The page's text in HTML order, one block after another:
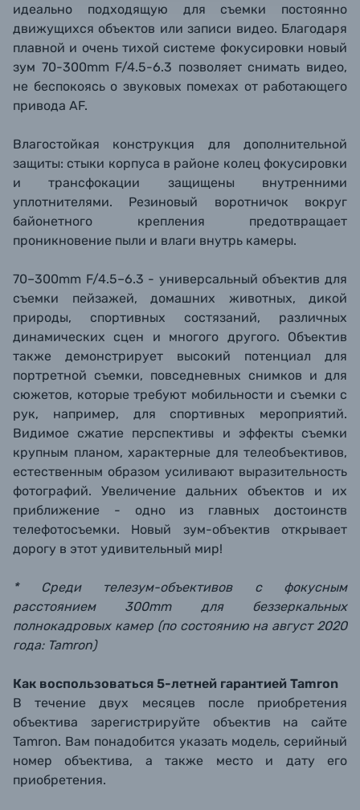
идеально подходящую для съемки постоянно
движущихся объектов или записи видео. Благодаря
плавной и очень тихой системе фокусировки новый
зум 70-300mm F/4.5-6.3 позволяет снимать видео,
не беспокоясь о звуковых помехах от работающего
привода AF.
Влагостойкая конструкция для дополнительной
защиты: стыки корпуса в районе колец фокусировки
и трансфокации защищены внутренними
уплотнителями. Резиновый воротничок вокруг
байонетного крепления предотвращает
проникновение пыли и влаги внутрь камеры.
70–300mm F/4.5–6.3 - универсальный объектив для
съемки пейзажей, домашних животных, дикой
природы, спортивных состязаний, различных
динамических сцен и многого другого. Объектив
также демонстрирует высокий потенциал для
портретной съемки, повседневных снимков и для
сюжетов, которые требуют мобильности и съемки с
рук, например, для спортивных мероприятий.
Видимое сжатие перспективы и эффекты съемки
крупным планом, характерные для телеобъективов,
естественным образом усиливают выразительность
фотографий. Увеличение дальних объектов и их
приближение - одно из главных достоинств
телефотосъемки. Новый зум-объектив открывает
дорогу в этот удивительный мир!
* Среди телезум-объективов с фокусным
расстоянием 300mm для беззеркальных
полнокадровых камер (по состоянию на август 2020
года: Tamron)
Как воспользоваться 5-летней гарантией Tamron
В течение двух месяцев после приобретения
объектива зарегистрируйте объектив на сайте
Tamron. Вам понадобится указать модель, серийный
номер объектива, а также место и дату его
приобретения.